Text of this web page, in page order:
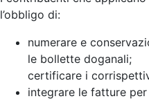
l’obbligo di:
numerare e
le bollette doganali;
certificare i
integrare le fatture